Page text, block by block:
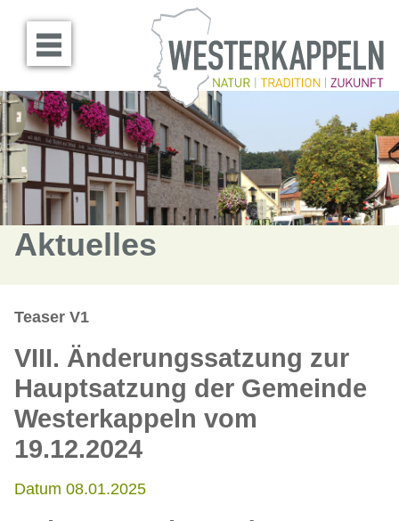
Menü öffnen
Aktuelles
Teaser V1
VIII. Änderungssatzung zur
Hauptsatzung der Gemeinde
Westerkappeln vom
19.12.2024
Datum 08.01.2025